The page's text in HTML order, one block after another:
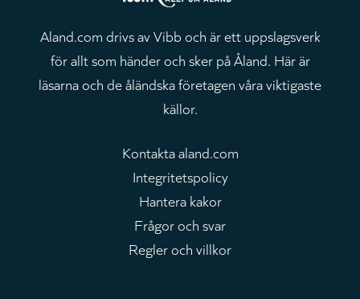
Aland.com drivs av Vibb och är ett uppslagsverk
för allt som händer och sker på Åland. Här är
läsarna och de åländska företagen våra viktigaste
källor.
Kontakta aland.com
Integritetspolicy
Hantera kakor
Frågor och svar
Regler och villkor